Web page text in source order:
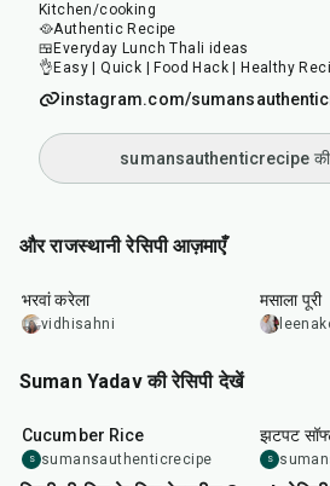
Kitchen/cooking
🥘Authentic Recipe
🍱Everyday Lunch Thali ideas
👌Easy | Quick | Food Hack | Healthy
instagram.com/
sumansauthenticrecipe की
और राजस्थानी रेसिपी आज़माएँ
30 min
भरवां करेला
vidhisahni
मसाला पूरी
Suman Yadav की रेसिपी देखें
Cucumber Rice
S sumansauthenticrecipe
झटपट
S